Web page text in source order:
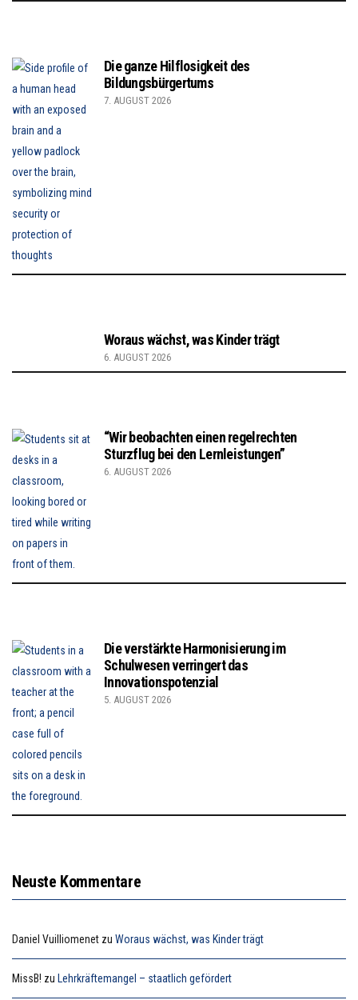
Die ganze Hilflosigkeit des
Bildungsbürgertums
7. AUGUST 2026
Woraus wächst, was Kinder trägt
6. AUGUST 2026
“Wir beobachten einen regelrechten
Sturzflug bei den Lernleistungen”
6. AUGUST 2026
Die verstärkte Harmonisierung im
Schulwesen verringert das
Innovationspotenzial
5. AUGUST 2026
Neuste Kommentare
Daniel Vuilliomenet zu Woraus wächst, was Kinder trägt
MissB! zu Lehrkräftemangel – staatlich gefördert